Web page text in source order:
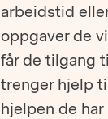
arbeidstid
oppgaver de
får de tilgang
trenger hjelp
hjelpen de